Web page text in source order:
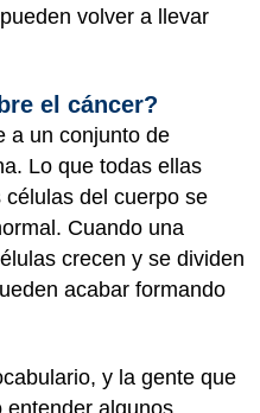
volver a llevar
el cáncer?
a un conjunto de
Lo que todas ellas
del cuerpo se
Cuando una
crecen y se dividen
acabar formando
y la gente que
entender algunos